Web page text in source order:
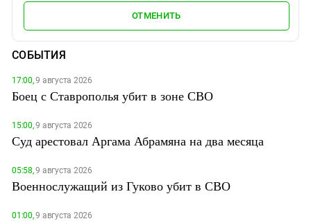
ОТМЕНИТЬ
СОБЫТИЯ
17:00,9 августа 2026
Боец с Ставрополья убит в зоне СВО
15:00,9 августа 2026
Суд арестовал Аргама Абрамяна на два месяца
05:58,9 августа 2026
Военнослужащий из Гуково убит в СВО
01:00,9 августа 2026